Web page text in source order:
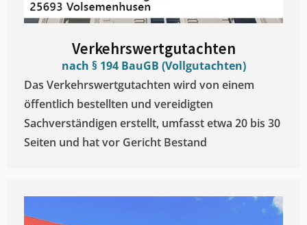
Verkehrswertgutachten
nach § 194 BauGB (Vollgutachten)
Das Verkehrswertgutachten wird von einem
öffentlich bestellten und vereidigten
Sachverständigen erstellt, umfasst etwa 20 bis 30
Seiten und hat vor Gericht Bestand